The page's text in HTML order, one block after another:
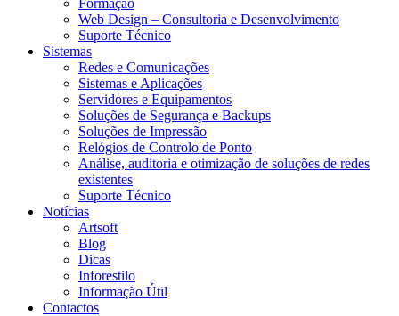
Web Design – Consultoria e Desenvolvimento
Suporte Técnico
Sistemas
Redes e Comunicações
Sistemas e Aplicações
Servidores e Equipamentos
Soluções de Segurança e Backups
Soluções de Impressão
Relógios de Controlo de Ponto
Análise, auditoria e otimização de soluções de redes
existentes
Suporte Técnico
Notícias
Artsoft
Blog
Dicas
Inforestilo
Informação Útil
Contactos